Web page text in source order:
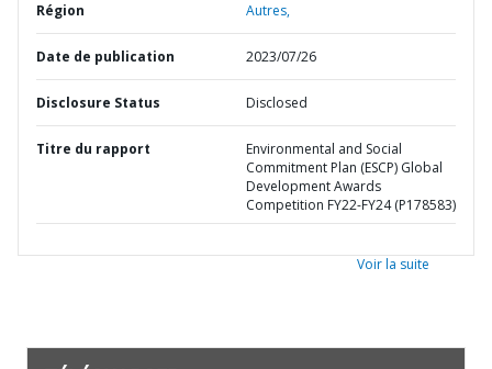
Région Autres,
Date de publication 2023/07/26
Disclosure Status Disclosed
Titre du rapport
Environmental and Social
Commitment Plan (ESCP) Global
Development Awards
Competition FY22-FY24 (P178583)
Voir la suite